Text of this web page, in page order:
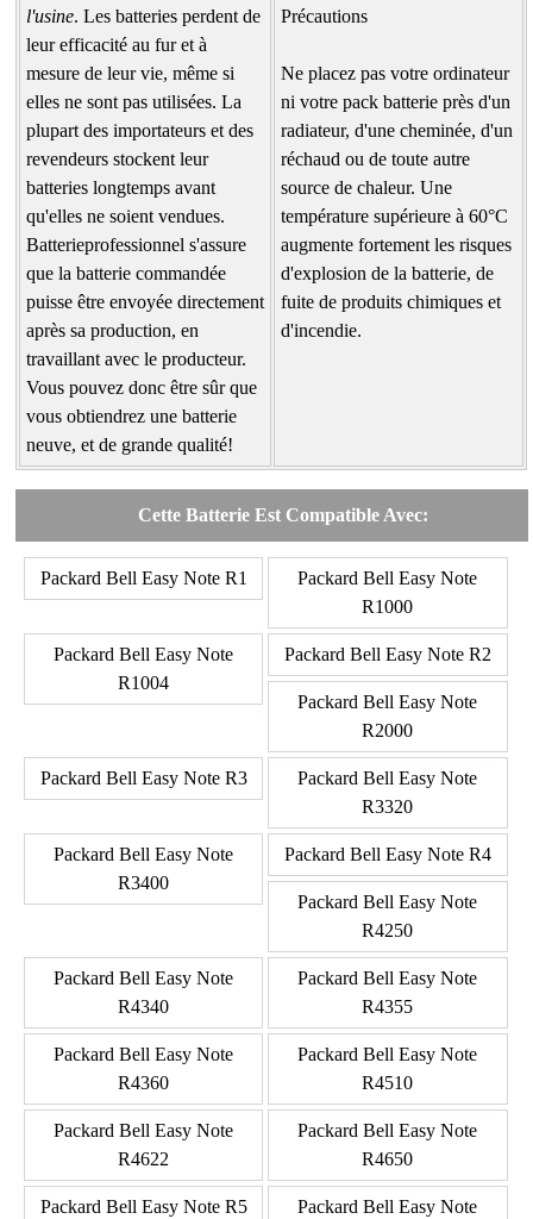
l'usine. Les batteries perdent de
leur efficacité au fur et à
mesure de leur vie, même si
elles ne sont pas utilisées. La
plupart des importateurs et des
revendeurs stockent leur
batteries longtemps avant
qu'elles ne soient vendues.
Batterieprofessionnel s'assure
que la batterie commandée
puisse être envoyée directement
après sa production, en
travaillant avec le producteur.
Vous pouvez donc être sûr que
vous obtiendrez une batterie
neuve, et de grande qualité!
Précautions
Ne placez pas votre ordinateur
ni votre pack batterie près d'un
radiateur, d'une cheminée, d'un
réchaud ou de toute autre
source de chaleur. Une
température supérieure à 60°C
augmente fortement les risques
d'explosion de la batterie, de
fuite de produits chimiques et
d'incendie.
Cette Batterie Est Compatible Avec:
Packard Bell Easy Note R1
Packard Bell Easy Note
R1000
Packard Bell Easy Note
R1004
Packard Bell Easy Note R2
Packard Bell Easy Note
R2000
Packard Bell Easy Note R3
Packard Bell Easy Note
R3320
Packard Bell Easy Note
R3400
Packard Bell Easy Note R4
Packard Bell Easy Note
R4250
Packard Bell Easy Note
R4340
Packard Bell Easy Note
R4355
Packard Bell Easy Note
R4360
Packard Bell Easy Note
R4510
Packard Bell Easy Note
R4622
Packard Bell Easy Note
R4650
Packard Bell Easy Note R5
Packard Bell Easy Note